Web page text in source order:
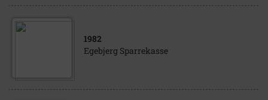
1982
Egebjerg Sparrekasse